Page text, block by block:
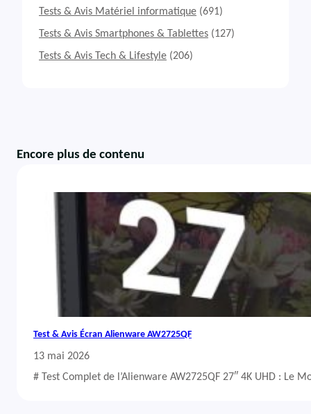
Tests & Avis Matériel informatique (691)
Tests & Avis Smartphones & Tablettes (127)
Tests & Avis Tech & Lifestyle (206)
Encore plus de contenu
Test & Avis Écran Alienware AW2725QF
13 mai 2026
# Test Complet de l’Alienware AW2725QF 27″ 4K UHD : Le